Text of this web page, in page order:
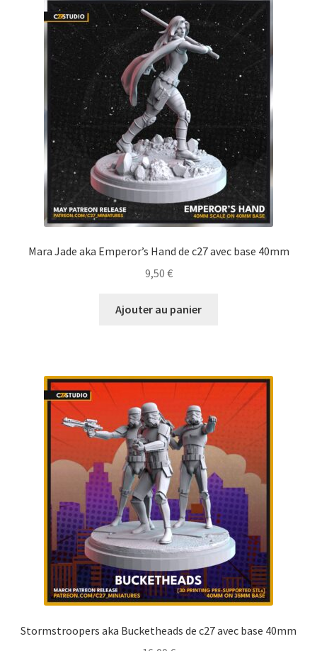
Mara Jade aka Emperor’s Hand de c27 avec base 40mm
9,50 €
Ajouter au panier
Stormstroopers aka Bucketheads de c27 avec base 40mm